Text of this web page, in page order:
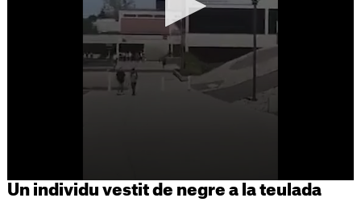
Un individu vestit de negre a la teulada